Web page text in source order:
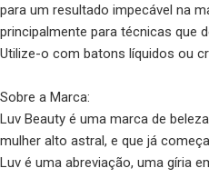
para um resultado impecável na
principalmente para técnicas que
Utilize-o com batons líquidos ou
Sobre a Marca:
Luv Beauty é uma marca de
mulher alto astral, e que já
Luv é uma abreviação, uma gíria